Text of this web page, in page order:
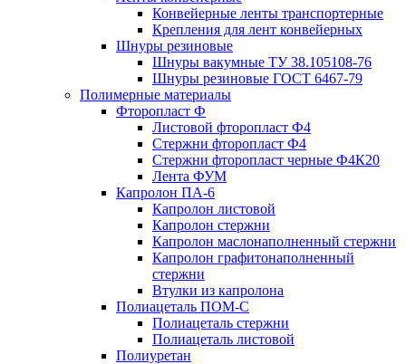
Конвейерные ленты транспортерные
Крепления для лент конвейерных
Шнуры резиновые
Шнуры вакумные ТУ 38.105108-76
Шнуры резиновые ГОСТ 6467-79
Полимерные материалы
Фторопласт Ф
Листовой фторопласт Ф4
Стержни фторопласт Ф4
Стержни фторопласт черные Ф4К20
Лента ФУМ
Капролон ПА-6
Капролон листовой
Капролон стержни
Капролон маслонаполненный стержни
Капролон графитонаполненный
стержни
Втулки из капролона
Полиацеталь ПОМ-С
Полиацеталь стержни
Полиацеталь листовой
Полиуретан